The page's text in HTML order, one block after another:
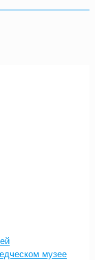
музее